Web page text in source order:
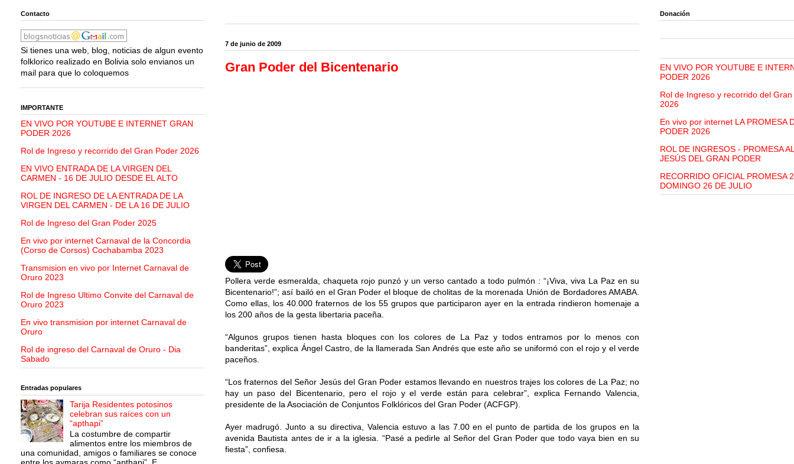
7 de junio de 2009
Gran Poder del Bicentenario
Pollera verde esmeralda, chaqueta rojo punzó y un verso cantado a todo pulmón : “¡Viva, viva La Paz en su
Bicentenario!”; así bailó en el Gran Poder el bloque de cholitas de la morenada Unión de Bordadores AMABA.
Como ellas, los 40.000 fraternos de los 55 grupos que participaron ayer en la entrada rindieron homenaje a
los 200 años de la gesta libertaria paceña.
“Algunos grupos tienen hasta bloques con los colores de La Paz y todos entramos por lo menos con
banderitas”, explica Ángel Castro, de la llamerada San Andrés que este año se uniformó con el rojo y el verde
paceños.
“Los fraternos del Señor Jesús del Gran Poder estamos llevando en nuestros trajes los colores de La Paz; no
hay un paso del Bicentenario, pero el rojo y el verde están para celebrar”, explica Fernando Valencia,
presidente de la Asociación de Conjuntos Folklóricos del Gran Poder (ACFGP).
Ayer madrugó. Junto a su directiva, Valencia estuvo a las 7.00 en el punto de partida de los grupos en la
avenida Bautista antes de ir a la iglesia. “Pasé a pedirle al Señor del Gran Poder que todo vaya bien en su
fiesta”, confiesa.
Contacto
Si tienes una web, blog, noticias de algun evento
folklorico realizado en Bolivia solo envianos un
mail para que lo coloquemos
IMPORTANTE
EN VIVO POR YOUTUBE E INTERNET GRAN
PODER 2026
Rol de Ingreso y recorrido del Gran Poder 2026
EN VIVO ENTRADA DE LA VIRGEN DEL
CARMEN - 16 DE JULIO DESDE EL ALTO
ROL DE INGRESO DE LA ENTRADA DE LA
VIRGEN DEL CARMEN - DE LA 16 DE JULIO
Rol de Ingreso del Gran Poder 2025
En vivo por internet Carnaval de la Concordia
(Corso de Corsos) Cochabamba 2023
Transmision en vivo por Internet Carnaval de
Oruro 2023
Rol de Ingreso Ultimo Convite del Carnaval de
Oruro 2023
En vivo transmision por internet Carnaval de
Oruro
Rol de ingreso del Carnaval de Oruro - Dia
Sabado
Entradas populares
Tarija Residentes potosinos
celebran sus raíces con un
“apthapi”
La costumbre de compartir
alimentos entre los miembros de
una comunidad, amigos o familiares se conoce
Donación
EN VIVO POR YOUTUBE E
PODER 2026
Rol de Ingreso y recorrido del
2026
En vivo por internet LA PROMESA
PODER 2026
ROL DE INGRESOS - PROMESA
JESÚS DEL GRAN PODER
RECORRIDO OFICIAL PROMESA
DOMINGO 26 DE JULIO